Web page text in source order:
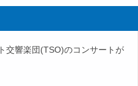
交響楽団(TSO)のコンサートが